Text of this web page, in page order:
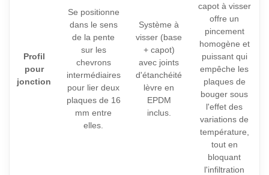
Profil
pour
jonction
Se positionne
dans le sens
de la pente
sur les
chevrons
intermédiaires
pour lier deux
plaques de 16
mm entre
elles.
Système à
visser (base
+ capot)
avec joints
d'étanchéité
lèvre en
EPDM
inclus.
capot à visser
offre un
pincement
homogène et
puissant qui
empêche les
plaques de
bouger sous
l'effet des
variations de
température,
tout en
bloquant
l'infiltration